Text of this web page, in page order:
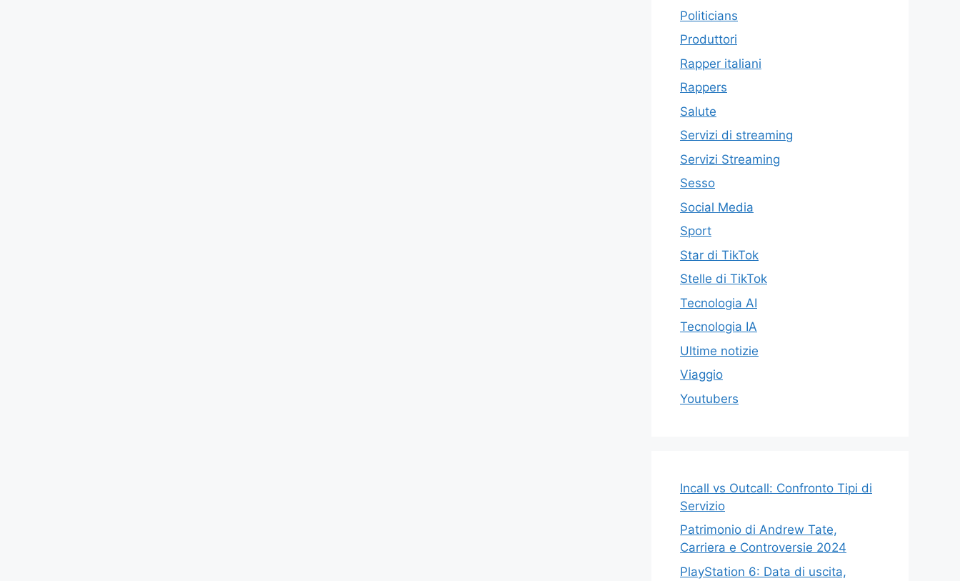
Politicians
Produttori
Rapper italiani
Rappers
Salute
Servizi di streaming
Servizi Streaming
Sesso
Social Media
Sport
Star di TikTok
Stelle di TikTok
Tecnologia AI
Tecnologia IA
Ultime notizie
Viaggio
Youtubers
Incall vs Outcall: Confronto Tipi di
Servizio
Patrimonio di Andrew Tate,
Carriera e Controversie 2024
PlayStation 6: Data di uscita,